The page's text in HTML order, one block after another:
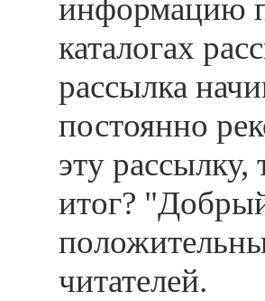
информацию
каталогах
рассылка
постоянно
эту рассылку,
итог?
читателей.